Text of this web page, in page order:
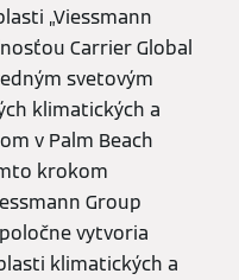
„Viessmann
Carrier Global
svetovým
klimatických a
v Palm Beach
krokom
Group
vytvoria
klimatických a